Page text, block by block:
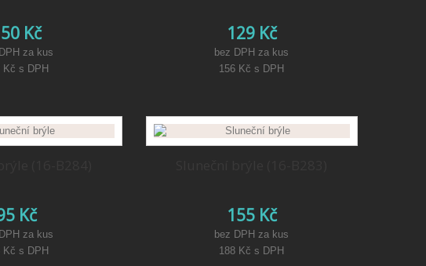
Kč
za kus
Kč s DPH
129 Kč
bez DPH za kus
156 Kč s DPH
Kč
za kus
Kč s DPH
155 Kč
bez DPH za kus
188 Kč s DPH